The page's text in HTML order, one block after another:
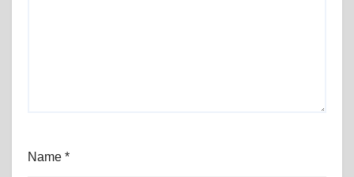
Name *